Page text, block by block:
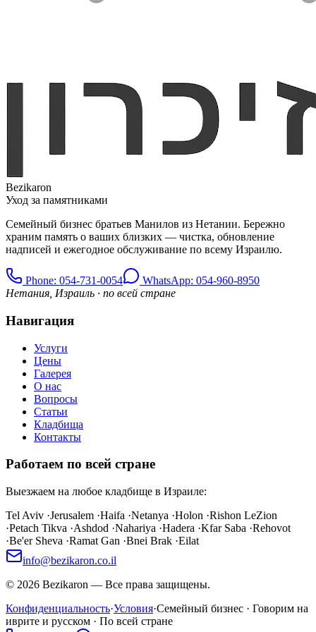
Bezikaron
Уход за памятниками
Семейный бизнес братьев Манилов из Нетании. Бережно
храним память о ваших близких — чистка, обновление
надписей и ежегодное обслуживание по всему Израилю.
Phone: 054-731-0054
WhatsApp: 054-960-8950
Нетания, Израиль · по всей стране
Навигация
Услуги
Цены
Галерея
О нас
Вопросы
Статьи
Кладбища
Контакты
Работаем по всей стране
Выезжаем на любое кладбище в Израиле:
Tel Aviv ·Jerusalem ·Haifa ·Netanya ·Holon ·Rishon LeZion
·Petach Tikva ·Ashdod ·Nahariya ·Hadera ·Kfar Saba ·Rehovot
·Be'er Sheva ·Ramat Gan ·Bnei Brak ·Eilat
info@bezikaron.co.il
© 2026 Bezikaron — Все права защищены.
Конфиденциальность·Условия·Семейный бизнес · Говорим на
иврите и русском · По всей стране